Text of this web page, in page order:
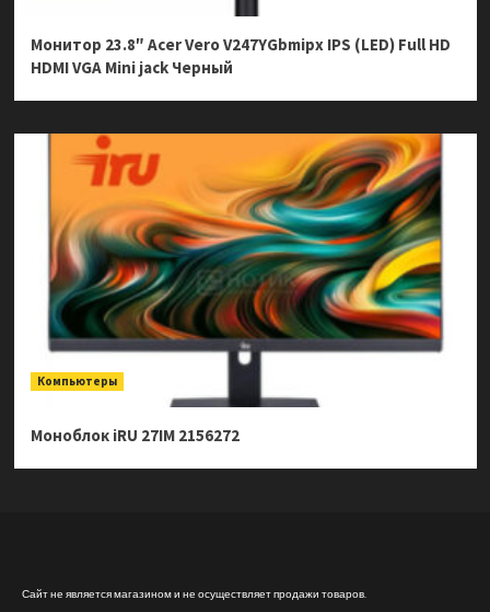
Монитор 23.8″ Acer Vero V247YGbmipx IPS (LED) Full HD
HDMI VGA Mini jack Черный
Компьютеры
Моноблок iRU 27IM 2156272
Сайт не является магазином и не осуществляет продажи товаров.